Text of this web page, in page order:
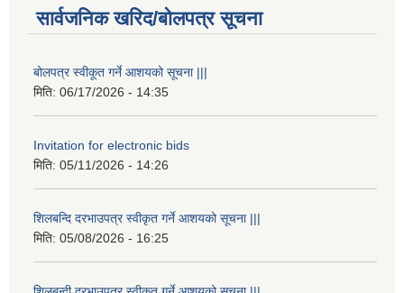
सार्वजनिक खरिद/बोलपत्र सूचना
बोलपत्र स्वीकूत गर्ने आशयको सूचना |||
मिति: 06/17/2026 - 14:35
Invitation for electronic bids
मिति: 05/11/2026 - 14:26
शिलबन्दि दरभाउपत्र स्वीकृत गर्ने आशयको सूचना |||
मिति: 05/08/2026 - 16:25